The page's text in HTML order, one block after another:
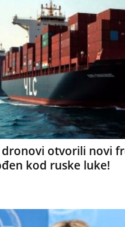
otvorili novi
kod ruske luke!